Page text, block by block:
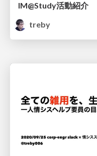
IM@Study活動紹介
treby